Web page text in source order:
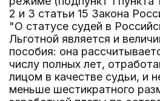
2 и 3 статьи 15 Закона
"О статусе судей в
Льготной является и
пособия: она
числу полных лет,
лицом в качестве судьи, и
меньше шестикратного